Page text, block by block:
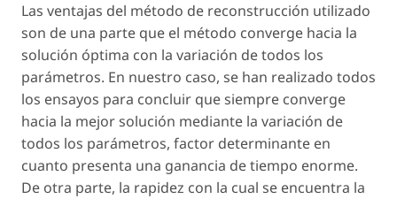
Las ventajas del método de reconstrucción utilizado
son de una parte que el método converge hacia la
solución óptima con la variación de todos los
parámetros. En nuestro caso, se han realizado todos
los ensayos para concluir que siempre converge
hacia la mejor solución mediante la variación de
todos los parámetros, factor determinante en
cuanto presenta una ganancia de tiempo enorme.
De otra parte, la rapidez con la cual se encuentra la